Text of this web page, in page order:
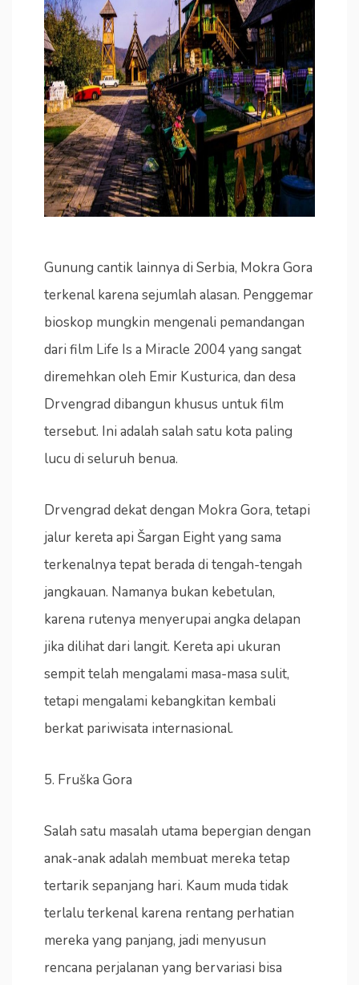
Gunung cantik lainnya di Serbia, Mokra Gora
terkenal karena sejumlah alasan. Penggemar
bioskop mungkin mengenali pemandangan
dari film Life Is a Miracle 2004 yang sangat
diremehkan oleh Emir Kusturica, dan desa
Drvengrad dibangun khusus untuk film
tersebut. Ini adalah salah satu kota paling
lucu di seluruh benua.
Drvengrad dekat dengan Mokra Gora, tetapi
jalur kereta api Šargan Eight yang sama
terkenalnya tepat berada di tengah-tengah
jangkauan. Namanya bukan kebetulan,
karena rutenya menyerupai angka delapan
jika dilihat dari langit. Kereta api ukuran
sempit telah mengalami masa-masa sulit,
tetapi mengalami kebangkitan kembali
berkat pariwisata internasional.
5. Fruška Gora
Salah satu masalah utama bepergian dengan
anak-anak adalah membuat mereka tetap
tertarik sepanjang hari. Kaum muda tidak
terlalu terkenal karena rentang perhatian
mereka yang panjang, jadi menyusun
rencana perjalanan yang bervariasi bisa